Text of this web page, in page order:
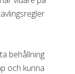
behållning
och kunna